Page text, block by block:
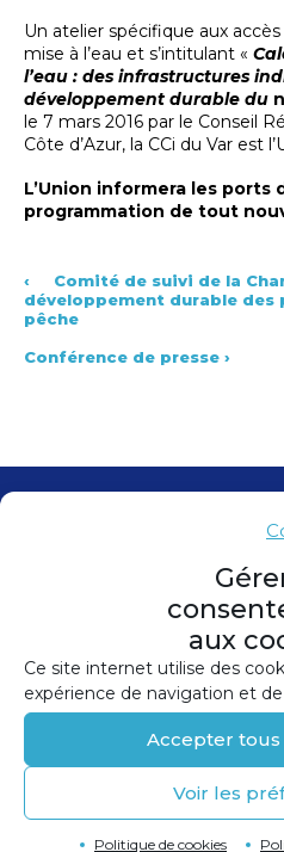
aux
Ce site internet utilise des
expérience de navigation et
Accepter tous
Voir les
Politique de cookies
Un atelier spécifique aux
mise à l’eau et s’intitulant «
l’eau : des infrastructures
développement durable du
le 7 mars 2016 par le Conseil
Côte d’Azur, la CCi du Var est
L’Union informera les ports
programmation de tout
‹
Comité de suivi de la
développement durable
pêche
Conférence de presse ›
Mentions légales
Politique de confidentialité
Politique de cookies (UE)
Conception et réalisation :Canopée
Retour en haut de page↑